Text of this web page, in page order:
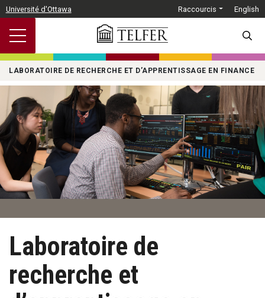
Passer au contenu principal
Université d'Ottawa Raccourcis English
LABORATOIRE DE RECHERCHE ET D’APPRENTISSAGE EN FINANCE
Laboratoire de
recherche et